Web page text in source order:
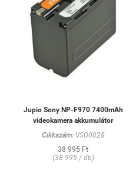
Jupio Sony NP-F970 7400mAh
videokamera akkumulátor
Cikkszám:VSO0028
38 995 Ft
(38 995 / db)